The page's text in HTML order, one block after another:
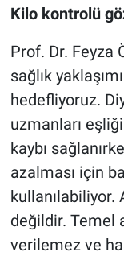
Kilo kontrolü
Prof. Dr. Feyza
sağlık
hedefliyoruz.
uzmanları
kaybı
azalması için
değildir. Temel
verilemez ve